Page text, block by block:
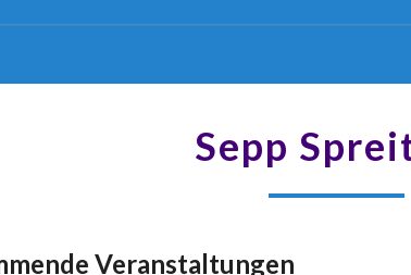
Sepp
Veranstaltungen